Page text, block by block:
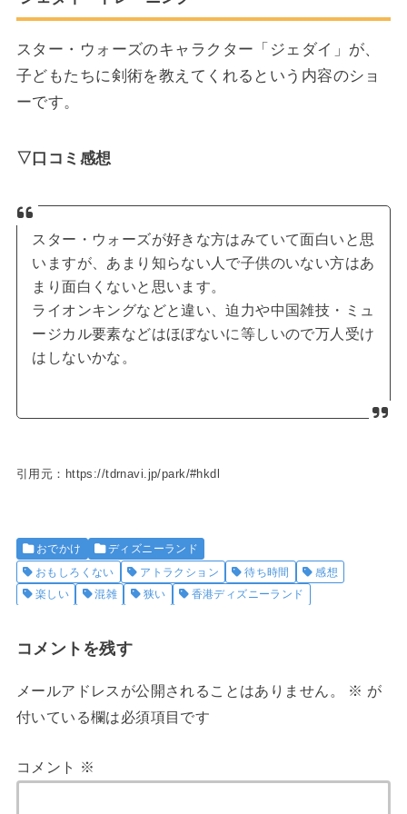
スター・ウォーズのキャラクター「ジェダイ」が、
子どもたちに剣術を教えてくれるという内容のショ
ーです。
▽口コミ感想
スター・ウォーズが好きな方はみていて面白いと思
いますが、あまり知らない人で子供のいない方はあ
まり面白くないと思います。
ライオンキングなどと違い、迫力や中国雑技・ミュ
ージカル要素などはほぼないに等しいので万人受け
はしないかな。
引用元：https://tdrnavi.jp/park/#hkdl
おでかけ
ディズニーランド
おもしろくない
アトラクション 待ち時間
感想
楽しい
混雑 狭い 香港ディズニーランド
コメントを残す
メールアドレスが公開されることはありません。 ※ が
付いている欄は必須項目です
コメント ※